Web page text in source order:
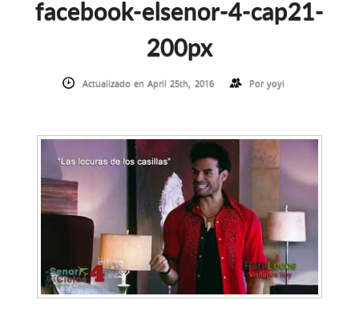
facebook-elsenor-4-cap21-
200px
Actualizado en April 25th, 2016 Por yoyi